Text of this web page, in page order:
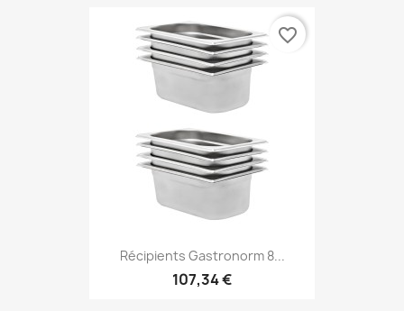
Récipients Gastronorm 8...
107,34 €
favorite_border